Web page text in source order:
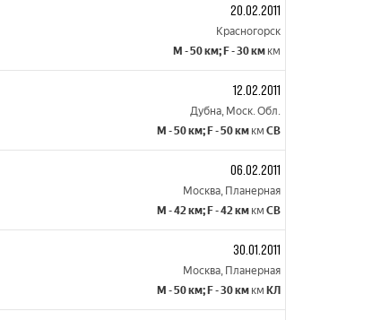
20.02.2011
Красногорск
M - 50 км; F - 30 км км
12.02.2011
Дубна, Моск. Обл.
M - 50 км; F - 50 км км СВ
06.02.2011
Москва, Планерная
M - 42 км; F - 42 км км СВ
30.01.2011
Москва, Планерная
M - 50 км; F - 30 км км КЛ